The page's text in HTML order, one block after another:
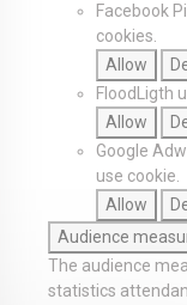
Facebook
cookies.
Allow
FloodLigth
Allow
Google
use cookie.
Allow
Audience
The audience
statistics